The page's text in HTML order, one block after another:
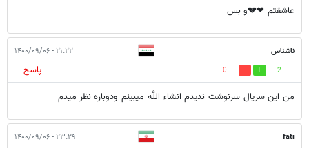
عاشقتم ❤💔و بس
ناشناس ۲۱:۲۲ - ۱۴۰۰/۰۹/۰۶
2
0
پاسخ
من این سریال سرنوشت ندیدم انشاء اللَّه میبینم ودوباره نظر میدم
fati ۲۳:۲۹ - ۱۴۰۰/۰۹/۰۶